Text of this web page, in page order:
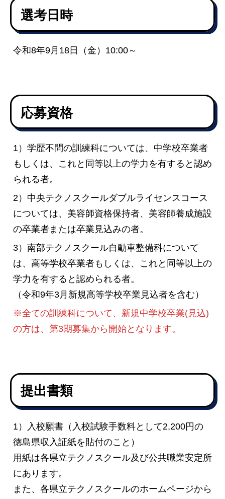
選考日時
令和8年9月18日（金）10:00～
応募資格
1）学歴不問の訓練科については、中学校卒業者
もしくは、これと同等以上の学力を有すると認め
られる者。
2）中央テクノスクールダブルライセンスコース
については、美容師資格保持者、美容師養成施設
の卒業者または卒業見込みの者。
3）南部テクノスクール自動車整備科について
は、高等学校卒業者もしくは、これと同等以上の
学力を有すると認められる者。
（令和9年3月新規高等学校卒業見込者を含む）
※全ての訓練科について、新規中学校卒業(見込)
の方は、第3期募集から開始となります。
提出書類
1）入校願書（入校試験手数料として2,200円の
徳島県収入証紙を貼付のこと）
用紙は各県立テクノスクール及び公共職業安定所
にあります。
また、各県立テクノスクールのホームページから